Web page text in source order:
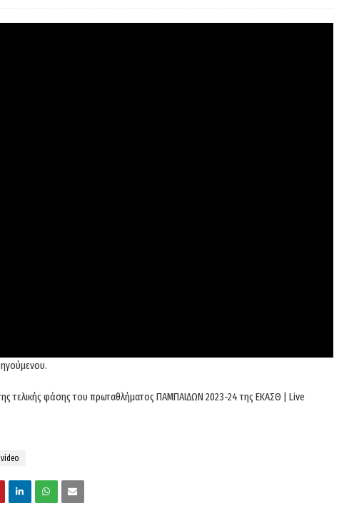
τελικής φάσης του πρωταθλήματος ΠΑΜΠΑΙΔΩΝ 2023-24 της ΕΚΑΣΘ | Live
video